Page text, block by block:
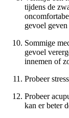
tijdens de
gevoel
Sommige
gevoel
innemen of
Probeer
Probeer
kan er beter